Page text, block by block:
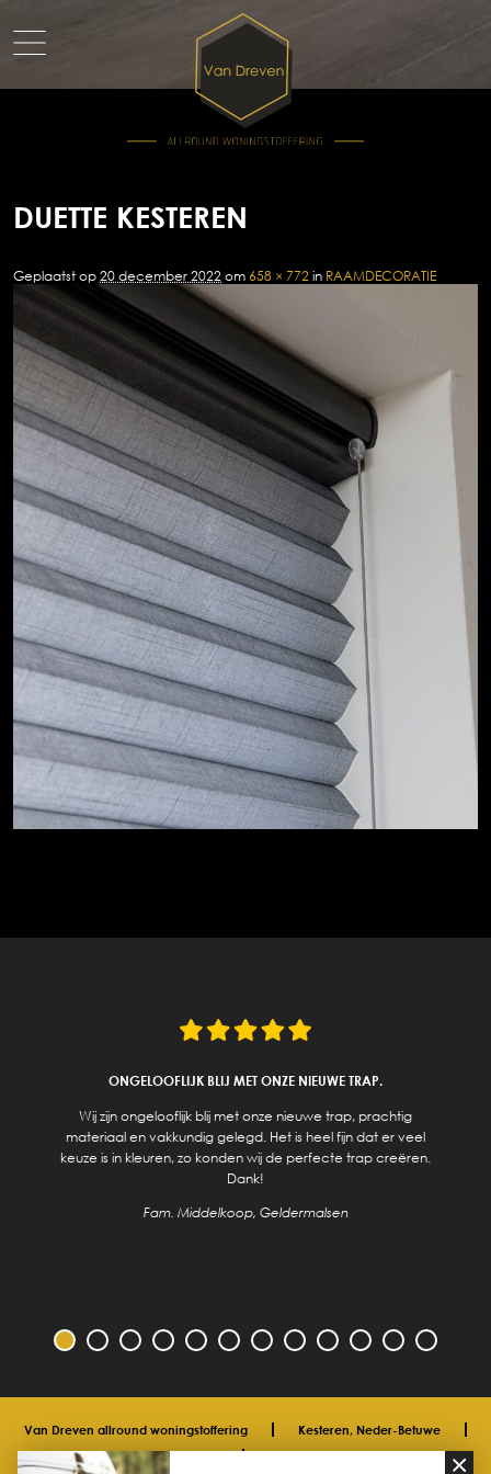
DUETTE KESTEREN
Geplaatst op 20 december 2022 om 658 × 772 in RAAMDECORATIE
ONGELOOFLIJK BLIJ MET ONZE NIEUWE TRAP.
Wij zijn ongelooflijk blij met onze nieuwe trap, prachtig
materiaal en vakkundig gelegd. Het is heel fijn dat er veel
keuze is in kleuren, zo konden wij de perfecte trap creëren.
Dank!
Fam. Middelkoop, Geldermalsen
Van Dreven allround woningstoffering
Kesteren, Neder-Betuwe
06 33 40 00 91
info@vdreven.com